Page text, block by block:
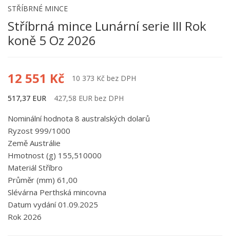
STŘÍBRNÉ MINCE
Stříbrná mince Lunární serie III Rok
koně 5 Oz 2026
12 551 Kč 10 373 Kč bez DPH
517,37 EUR 427,58 EUR bez DPH
Nominální hodnota 8 australských dolarů
Ryzost 999/1000
Země Austrálie
Hmotnost (g) 155,510000
Materiál Stříbro
Průměr (mm) 61,00
Slévárna Perthská mincovna
Datum vydání 01.09.2025
Rok 2026